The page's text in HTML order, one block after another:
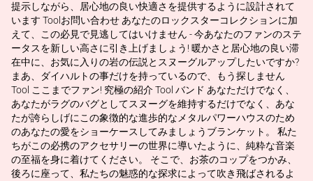
提示しながら、居心地の良い快適さを提供するように設計されて
います Toolお問い合わせ あなたのロックスターコレクションに加
えて、この必見で見逃してはいけません - 今あなたのファンのステ
ータスを新しい高さに引き上げましょう! 暖かさと居心地の良い滞
在中に、お気に入りの岩の伝説とスヌーグルアップしたいですか?
まあ、ダイハルトの事だけを持っているので、もう探しません
Tool ここまでファン! 究極の紹介 Tool バンド あなただけでなく、
あなたがラグのバグとしてスヌーグを維持するだけでなく、あな
たが誇らしげにこの象徴的な進歩的なメタルパワーハウスのため
のあなたの愛をショーケースしてみましょうブランケット。 私た
ちがこの必携のアクセサリーの世界に導いたように、純粋な音楽
の至福を身に着けてください。 そこで、お茶のコップをつかみ、
後ろに座って、私たちの魅惑的な探求によって吹き飛ばされるよ